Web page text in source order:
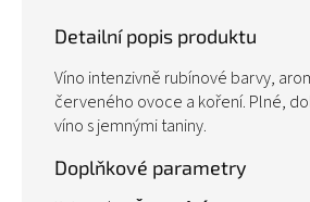
Detailní popis produktu
Víno intenzivně rubínové barvy,
červeného ovoce a koření. Plné,
víno s jemnými taniny.
Doplňkové parametry